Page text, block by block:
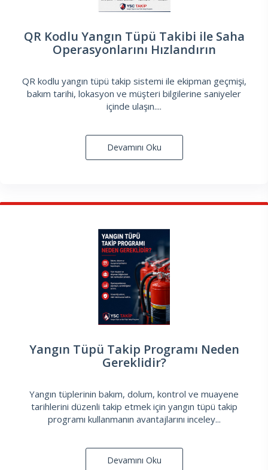
QR Kodlu Yangın Tüpü Takibi ile Saha
Operasyonlarını Hızlandırın
QR kodlu yangın tüpü takip sistemi ile ekipman geçmişi,
bakım tarihi, lokasyon ve müşteri bilgilerine saniyeler
içinde ulaşın....
Devamını Oku
Yangın Tüpü Takip Programı Neden
Gereklidir?
Yangın tüplerinin bakım, dolum, kontrol ve muayene
tarihlerini düzenli takip etmek için yangın tüpü takip
programı kullanmanın avantajlarını inceley...
Devamını Oku